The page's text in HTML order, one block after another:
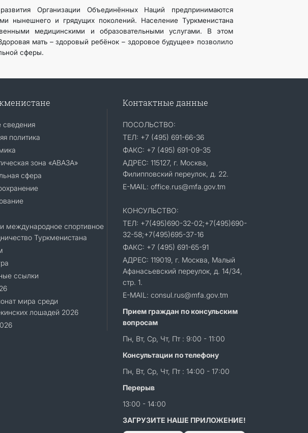
Организации Объединённых Наций предпринимаются
нынешнего и грядущих поколений. Население Туркменистана
медицинскими и образовательными услугами. В этом
мать – здоровый ребёнок – здоровое будущее» позволило
сферы.
политика
зона «АВАЗА»
сфера
международное спортивное
Туркменистана
ссылки
мира среди
лошадей 2026
Контактные данные
ПОСОЛЬСТВО:
ТЕЛ: +7 (495) 691-66-36
ФАКС: +7 (495) 691-09-35
АДРЕС: 115127, г. Москва,
Филипповский переулок, д. 22.
E-MAIL: office.rus@mfa.gov.tm
КОНСУЛЬСТВО:
ТЕЛ: +7(495)690-32-02;+7(495)690-
32-58;+7(495)695-37-16
ФАКС: +7 (495) 691-65-91
АДРЕС: 119019, г. Москва, Малый
Афанасьевский переулок, д. 14/34,
стр. 1.
E-MAIL: consul.rus@mfa.gov.tm
Прием граждан по консульским
вопросам
Пн, Вт, Ср, Чт, Пт : 9:00 - 11:00
Консультации по телефону
Пн, Вт, Ср, Чт, Пт : 14:00 - 17:00
Перерыв
13:00 - 14:00
ЗАГРУЗИТЕ НАШЕ ПРИЛОЖЕНИЕ!